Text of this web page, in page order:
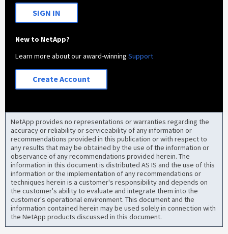
SIGN IN
New to NetApp?
Learn more about our award-winningSupport
Create Account
NetApp provides no representations or warranties regarding the
accuracy or reliability or serviceability of any information or
recommendations provided in this publication or with respect to
any results that may be obtained by the use of the information or
observance of any recommendations provided herein. The
information in this document is distributed AS IS and the use of this
information or the implementation of any recommendations or
techniques herein is a customer's responsibility and depends on
the customer's ability to evaluate and integrate them into the
customer's operational environment. This document and the
information contained herein may be used solely in connection with
the NetApp products discussed in this document.